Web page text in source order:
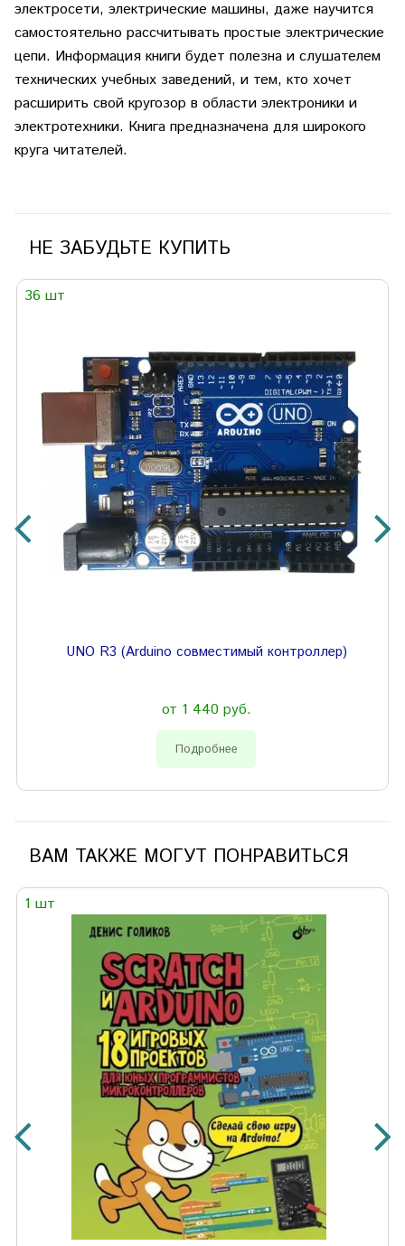
электросети, электрические машины, даже научится
самостоятельно рассчитывать простые электрические
цепи. Информация книги будет полезна и слушателем
технических учебных заведений, и тем, кто хочет
расширить свой кругозор в области электроники и
электротехники. Книга предназначена для широкого
круга читателей.
НЕ ЗАБУДЬТЕ КУПИТЬ
36 шт
UNO R3 (Arduino совместимый контроллер)
от 1 440 руб.
Подробнее
ВАМ ТАКЖЕ МОГУТ ПОНРАВИТЬСЯ
1 шт